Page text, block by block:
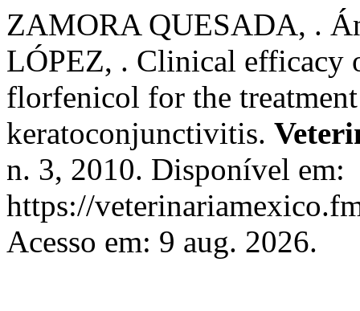
ZAMORA QUESADA, .
LÓPEZ, . Clinical efficacy
florfenicol for the
keratoconjunctivitis.
n. 3, 2010. Disponível em:
https://
Acesso em: 9 aug. 2026.